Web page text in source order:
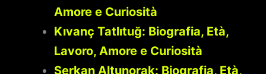
Amore e Curiosità
Kıvanç Tatlıtuğ: Biografia, Età,
Lavoro, Amore e Curiosità
Serkan Altunorak: Biografia, Età,